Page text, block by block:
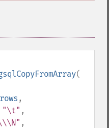
(
,
"\t" ,
,